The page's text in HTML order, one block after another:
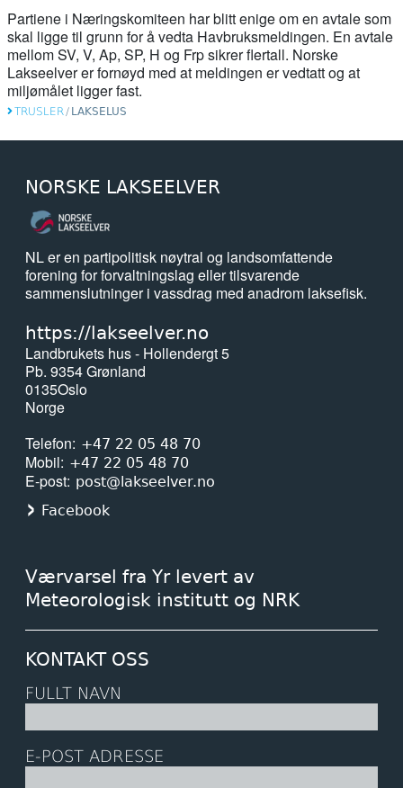
Norwegian fish farms polluting fjords
with waste likened to ‘raw sewage of
millions of people’
04. mai 2026
Pollution incident in Moray river 'wipes
out' salmon population
24. april 2026
ESA opnar sak mot Noreg for
gruvedeponering i Førdefjorden
24. april 2026
hatt rett hele tiden!
15. april 2026
15. april 2026
15. april 2026
Partiene i Næringskomiteen har blitt enige om en avtale som
skal ligge til grunn for å vedta Havbruksmeldingen. En avtale
mellom SV, V, Ap, SP, H og Frp sikrer flertall. Norske
Lakseelver er fornøyd med at meldingen er vedtatt og at
miljømålet ligger fast.
TRUSLER/ LAKSELUS
NORSKE LAKSEELVER
NL er en partipolitisk nøytral og landsomfattende
forening for forvaltningslag eller tilsvarende
sammenslutninger i vassdrag med anadrom laksefisk.
https://lakseelver.no
Landbrukets hus - Hollendergt 5
Pb. 9354 Grønland
0135Oslo
Norge
Telefon
+47 22 05 48 70
Mobil +47 22 05 48 70
E-post post@lakseelver.no
Facebook
Værvarsel fra Yr levert av
Meteorologisk institutt og NRK
KONTAKT OSS
FULLT NAVN
E-POST ADRESSE